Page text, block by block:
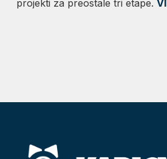
projekti za preostale tri etape.